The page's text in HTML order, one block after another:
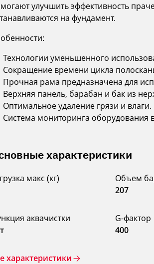
улучшить эффективность
на фундамент.
Технологии уменьшенного
Сокращение времени цикла
Прочная рама предназначена для
Верхняя панель, барабан и бак из
Оптимальное удаление грязи и влаги.
Система мониторинга оборудования
характеристики
макс (кг)
Объем
207
аквачистки
G-фактор
400
характеристики